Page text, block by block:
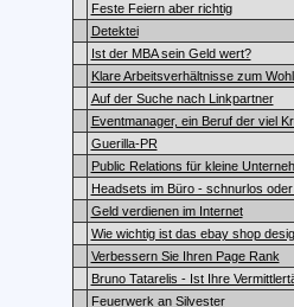
Feste Feiern aber richtig
Detektei
Ist der MBA sein Geld wert?
Klare Arbeitsverhältnisse zum
Auf der Suche nach Linkpartner
Eventmanager, ein Beruf der viel
Guerilla-PR
Public Relations für kleine
Headsets im Büro - schnurlos
Geld verdienen im Internet
Wie wichtig ist das ebay shop
Verbessern Sie Ihren Page Rank
Bruno Tatarelis - Ist Ihre
Feuerwerk an Silvester